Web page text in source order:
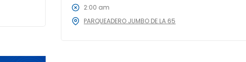
2:00 am
PARQUEADERO JUMBO DE LA 65